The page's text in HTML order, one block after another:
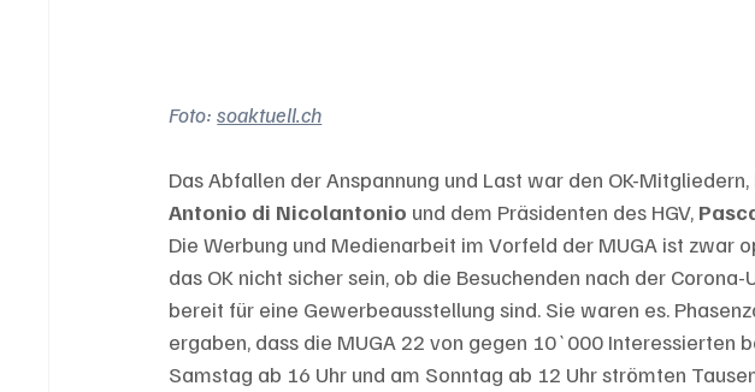
Foto: soaktuell.ch
Das Abfallen der Anspannung und Last war den OK-
Antonio di Nicolantonio und dem Präsidenten des HGV,
Die Werbung und Medienarbeit im Vorfeld der MUGA ist zwar
das OK nicht sicher sein, ob die Besuchenden nach der
bereit für eine Gewerbeausstellung sind. Sie waren es.
ergaben, dass die MUGA 22 von gegen 10`000 Interessierten
Samstag ab 16 Uhr und am Sonntag ab 12 Uhr strömten